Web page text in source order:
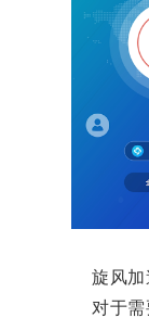
旋风加速
对于需要